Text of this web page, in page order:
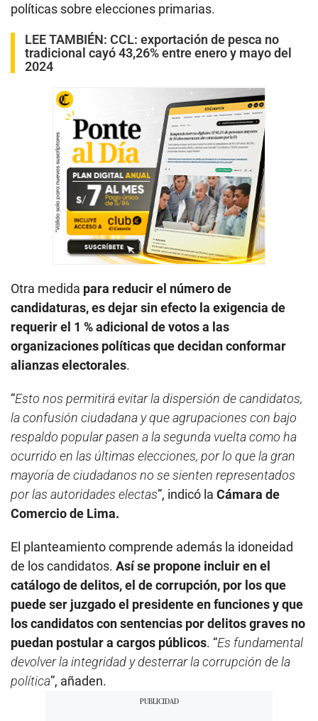
políticas sobre elecciones primarias.
LEE TAMBIÉN: CCL: exportación de pesca no
tradicional cayó 43,26% entre enero y mayo del
2024
Otra medida para reducir el número de
candidaturas, es dejar sin efecto la exigencia de
requerir el 1 % adicional de votos a las
organizaciones políticas que decidan conformar
alianzas electorales.
“Esto nos permitirá evitar la dispersión de candidatos,
la confusión ciudadana y que agrupaciones con bajo
respaldo popular pasen a la segunda vuelta como ha
ocurrido en las últimas elecciones, por lo que la gran
mayoría de ciudadanos no se sienten representados
por las autoridades electas”, indicó la Cámara de
Comercio de Lima.
El planteamiento comprende además la idoneidad
de los candidatos. Así se propone incluir en el
catálogo de delitos, el de corrupción, por los que
puede ser juzgado el presidente en funciones y que
los candidatos con sentencias por delitos graves no
puedan postular a cargos públicos. “Es fundamental
devolver la integridad y desterrar la corrupción de la
política”, añaden.